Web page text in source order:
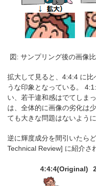
図: サンプリング後の画像
拡大して見ると、4:4:4 に
うな印象となっている。
い、若干違和感はでてしま
は、全体的に画像の劣化は
ても大きな問題はないように
逆に輝度成分を間引いたら
Technical Review] に紹介さ
4:4:4(Original)